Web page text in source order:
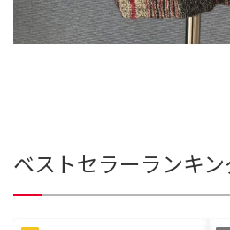
ベストセラーランキ